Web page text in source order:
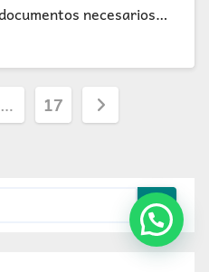
necesarios…
… 17